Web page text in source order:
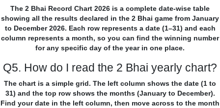
The 2 Bhai Record Chart 2026 is a complete date-wise table
showing all the results declared in the 2 Bhai game from January
to December 2026. Each row represents a date (1–31) and each
column represents a month, so you can find the winning number
for any specific day of the year in one place.
Q5. How do I read the 2 Bhai yearly chart?
The chart is a simple grid. The left column shows the date (1 to
31) and the top row shows the months (January to December).
Find your date in the left column, then move across to the month